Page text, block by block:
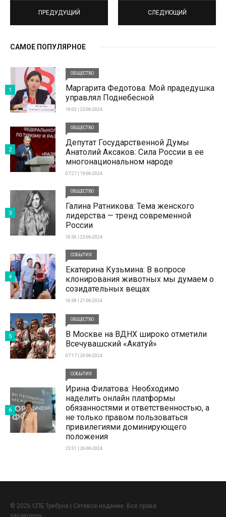
ПРЕДУДУЩИЙ СЛЕДУЮЩИЙ
САМОЕ ПОПУЛЯРНОЕ
ОБЩЕСТВО
Маргарита Федотова: Мой прадедушка
управлял Поднебесной
18:03 | 23-06-2024
1
ОБЩЕСТВО
Депутат Государственной Думы
Анатолий Аксаков: Сила России в ее
многонациональном народе
07:27 | 19-06-2024
2
ОБЩЕСТВО
Галина Ратникова: Тема женского
лидерства — тренд современной
России
16:36 | 23-06-2024
3
СОБЫТИЯ
Екатерина Кузьмина: В вопросе
клонирования животных мы думаем о
созидательных вещах
16:38 | 21-06-2024
4
ОБЩЕСТВО
В Москве на ВДНХ широко отметили
Всечувашский «Акатуй»
07:17 | 20-06-2024
5
СОБЫТИЯ
Ирина Филатова: Необходимо
наделить онлайн платформы
обязанностями и ответственностью, а
не только правом пользоваться
привилегиями доминирующего
положения
23:31 | 26-06-2024
6
© 2026 СПБ Трибуна | Сетевое издание. Все права